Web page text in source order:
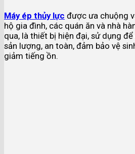
Máy ép thủy lực được ưa chuộng
hộ gia đình, các quán ăn và nhà
qua, là thiết bị hiện đại, sử dụng
sản lượng, an toàn, đảm bảo vệ
giảm tiếng ồn.